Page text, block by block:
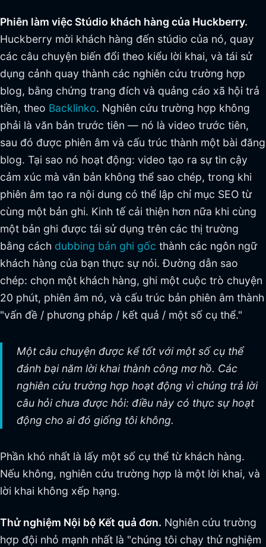
Phiên làm việc Stúdio khách hàng của Huckberry.
Huckberry mời khách hàng đến stúdio của nó, quay
các câu chuyện biến đổi theo kiểu lời khai, và tái sử
dụng cảnh quay thành các nghiên cứu trường hợp
blog, bằng chứng trang đích và quảng cáo xã hội trả
tiền, theo Backlinko. Nghiên cứu trường hợp không
phải là văn bản trước tiên — nó là video trước tiên,
sau đó được phiên âm và cấu trúc thành một bài đăng
blog. Tại sao nó hoạt động: video tạo ra sự tin cậy
cảm xúc mà văn bản không thể sao chép, trong khi
phiên âm tạo ra nội dung có thể lập chỉ mục SEO từ
cùng một bản ghi. Kinh tế cải thiện hơn nữa khi cùng
một bản ghi được tái sử dụng trên các thị trường
bằng cách dubbing bản ghi gốc thành các ngôn ngữ
khách hàng của bạn thực sự nói. Đường dẫn sao
chép: chọn một khách hàng, ghi một cuộc trò chuyện
20 phút, phiên âm nó, và cấu trúc bản phiên âm thành
"vấn đề / phương pháp / kết quả / một số cụ thể."
Một câu chuyện được kể tốt với một số cụ thể
đánh bại năm lời khai thành công mơ hồ. Các
nghiên cứu trường hợp hoạt động vì chúng trả lời
câu hỏi chưa được hỏi: điều này có thực sự hoạt
động cho ai đó giống tôi không.
Phần khó nhất là lấy một số cụ thể từ khách hàng.
Nếu không, nghiên cứu trường hợp là một lời khai, và
lời khai không xếp hạng.
Thử nghiệm Nội bộ Kết quả đơn. Nghiên cứu trường
hợp đội nhỏ mạnh nhất là "chúng tôi chạy thử nghiệm